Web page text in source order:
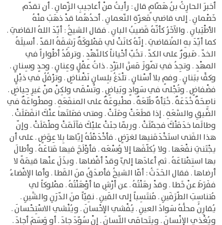
أخبرَ الحارِثُ بنُ هَمّامٍ قال : رأيتُ منْ أعاجيبِ الزّمانِ . أن تقدّم
خَصْمانِ . إلى قاضي مَعرّةِ النّعمانِ . أحدُهُما قدْ ذهَبَ منْهُ
الأطْيَبانِ . والآخَرُ كأنّهُ قَضيبُ البانِ . فقال الشيخُ : أيّدَ اللهُ القاضيَ .
كما أيّدَ بهِ المُتقاضيَ . إنّهُ كانَتْ لي مَمْلوكَةٌ رَشِقَةُ القدّ . أسيلَةُ
الخدّ . صَبورٌ على الكدّ . تخُبّ أحْياناً كالنّهْدِ . وترقُدُ أطْواراً في
المهْدِ . وتجِدُ في تمّوزَ مَسَّ البَرْدِ . ذاتُ عقْلٍ وعِنانٍ . وحدٍ وسِنانٍ .
وكفٍّ ببَنانٍ . وفمٍ بلا أسْنانٍ . تلْدَغُ بلِسانٍ نَضْناضٍ . وترْفُلُ في ذيْلٍ
فضْفاضٍ . وتُجْلى في سَوادٍ وبَياضٍ . وتُسْقَى ولكِنْ منْ غيرِ حِياضٍ .
ناصِحَةٌ خُدَعَةٌ . خُبَأةٌ طُلَعَةٌ . مطْبوعَةٌ على المنفَعَةِ . ومطْواعَةٌ في
الضّيقِ والسَّعَةِ . إذا قطَعَتْ وصَلَتْ . ومتى فصَلتَها عنْكَ انفَصَلَتْ .
وطالَما خدَمَتْكَ فجمّلَتْ . وربّما جنَتْ عليْكَ فآلَمَتْ وملْمَلَتْ . وإنّ
هذا الفَتى استَخْدَمَنيها لغرَضٍ . فأخْدَمْتُهُ إيّاها بِلا عِوَضٍ . على أن
يجْتَنيَ نفْعَها . ولا يُكلّفَها إلا وُسْعَه . فأوْلَجَ فيها مَتاعَهُ . وأطالَ
بها استِمْتاعَهُ . ثم أعادَها إليّ وقدْ أفْضاها . وبذَلَ عنْها قيمَةً لا
أرضاها . فقال الحَدَثُ : أمّا الشيخُ فأصدَقُ منَ القَطا . وأما الإفْضاءُ
ففَرَطَ عنْ خَطا . وقدْ رهَنْتُهُ . عن أرْشِ ما أوْهَنْتُهُ . ممْلوكاً لي
مُتناسِبَ الطّرَفَينِ . مُنتَسِباً إلى القَينِ . نقِيّاً منَ الدّرَنِ والشَّينِ .
يُقارِنُ محلُّهُ سَوادَ العينِ . يُفْشي الإحْسانَ . ويُنْشي الاسْتِحْسانَ .
ويُغْذي الإنْسانَ . ويتَحامَى اللّسانَ . إنْ سُوّدَ جادَ . أو وَسَمَ أجادَ .